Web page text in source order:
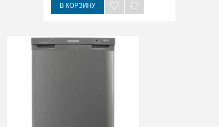
В КОРЗИНУ